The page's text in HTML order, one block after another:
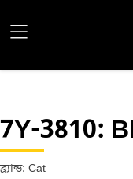
7Y-3810:
ব্র্যান্ড: Cat